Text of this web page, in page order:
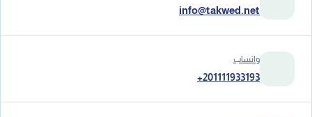
info@takwed.net
واتساب
+201111933193